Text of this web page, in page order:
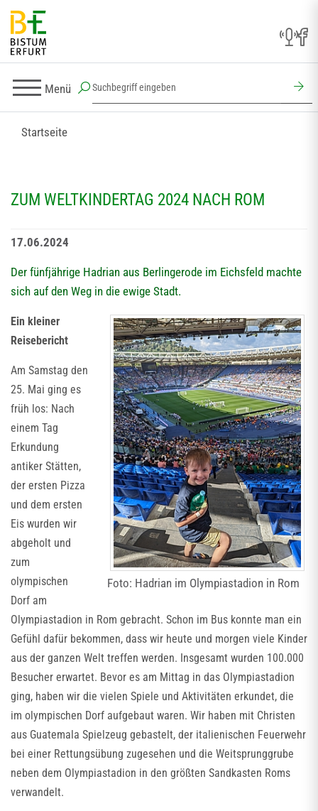
Menü
Startseite
ZUM WELTKINDERTAG 2024 NACH ROM
17.06.2024
Der fünfjährige Hadrian aus Berlingerode im Eichsfeld machte
sich auf den Weg in die ewige Stadt.
Foto: Hadrian im Olympiastadion in Rom
Ein kleiner
Reisebericht
Am Samstag den
25. Mai ging es
früh los: Nach
einem Tag
Erkundung
antiker Stätten,
der ersten Pizza
und dem ersten
Eis wurden wir
abgeholt und
zum
olympischen
Dorf am
Olympiastadion in Rom gebracht. Schon im Bus konnte man ein
Gefühl dafür bekommen, dass wir heute und morgen viele Kinder
aus der ganzen Welt treffen werden. Insgesamt wurden 100.000
Besucher erwartet. Bevor es am Mittag in das Olympiastadion
ging, haben wir die vielen Spiele und Aktivitäten erkundet, die
im olympischen Dorf aufgebaut waren. Wir haben mit Christen
aus Guatemala Spielzeug gebastelt, der italienischen Feuerwehr
bei einer Rettungsübung zugesehen und die Weitsprunggrube
neben dem Olympiastadion in den größten Sandkasten Roms
verwandelt.